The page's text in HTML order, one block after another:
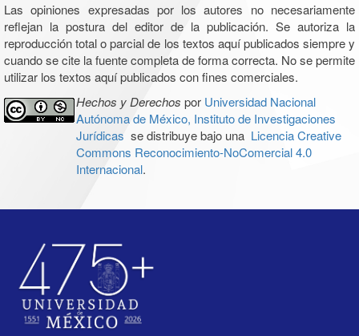
Las opiniones expresadas por los autores no necesariamente
reflejan la postura del editor de la publicación. Se autoriza la
reproducción total o parcial de los textos aquí publicados siempre y
cuando se cite la fuente completa de forma correcta. No se permite
utilizar los textos aquí publicados con fines comerciales.
Hechos y Derechos por Universidad Nacional
Autónoma de México, Instituto de Investigaciones
Jurídicas se distribuye bajo una Licencia Creative
Commons Reconocimiento-NoComercial 4.0
Internacional.